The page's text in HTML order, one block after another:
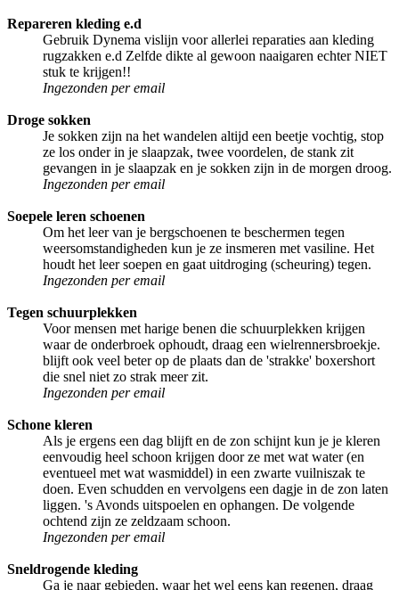
Repareren kleding e.d
Gebruik Dynema vislijn voor allerlei reparaties aan kleding
rugzakken e.d Zelfde dikte al gewoon naaigaren echter NIET
stuk te krijgen!!
Ingezonden per email
Droge sokken
Je sokken zijn na het wandelen altijd een beetje vochtig, stop
ze los onder in je slaapzak, twee voordelen, de stank zit
gevangen in je slaapzak en je sokken zijn in de morgen droog.
Ingezonden per email
Soepele leren schoenen
Om het leer van je bergschoenen te beschermen tegen
weersomstandigheden kun je ze insmeren met vasiline. Het
houdt het leer soepen en gaat uitdroging (scheuring) tegen.
Ingezonden per email
Tegen schuurplekken
Voor mensen met harige benen die schuurplekken krijgen
waar de onderbroek ophoudt, draag een wielrennersbroekje.
blijft ook veel beter op de plaats dan de 'strakke' boxershort
die snel niet zo strak meer zit.
Ingezonden per email
Schone kleren
Als je ergens een dag blijft en de zon schijnt kun je je kleren
eenvoudig heel schoon krijgen door ze met wat water (en
eventueel met wat wasmiddel) in een zwarte vuilniszak te
doen. Even schudden en vervolgens een dagje in de zon laten
liggen. 's Avonds uitspoelen en ophangen. De volgende
ochtend zijn ze zeldzaam schoon.
Ingezonden per email
Sneldrogende kleding
Ga je naar gebieden, waar het wel eens kan regenen, draag